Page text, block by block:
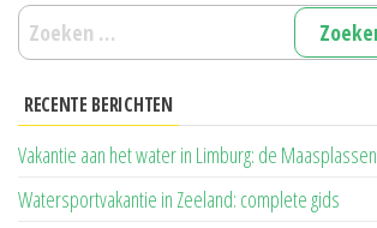
Zoeken
naar:
RECENTE BERICHTEN
Vakantie aan het water in Limburg: de Maasplassen
Watersportvakantie in Zeeland: complete gids